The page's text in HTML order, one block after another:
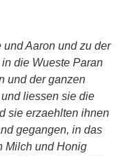
und Aaron und zu der
die Wueste Paran
und der ganzen
liessen sie die
sie erzaehlten ihnen
gegangen, in das
Milch und Honig